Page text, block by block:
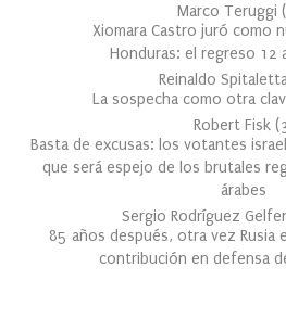
Marco Teruggi (
Xiomara Castro juró como
Honduras: el regreso 12
Reinaldo
La sospecha como otra
Robert Fisk (
Basta de excusas: los votantes
que será espejo de los brutales
árabes
Sergio Rodríguez
85 años después, otra vez Rusia
contribución en defensa